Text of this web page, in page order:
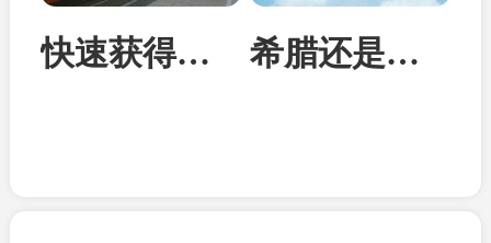
快速获得欧洲身份：匈牙利投资移民成为性价比首选 希腊还是马耳他？从身份到教育全面对比两国移民优势